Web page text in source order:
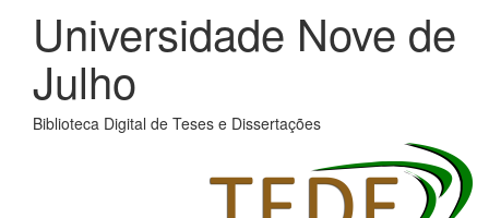
Universidade Nove de
Julho
Biblioteca Digital de Teses e Dissertações